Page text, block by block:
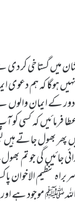
کر دی ہے
ہوگا کہ ہم
کے ایمان والوں
فرمائیں کہ کسی
جاتے ہیں
جائیں گی جو تم
تنظیم
ﷺ موجود ہے